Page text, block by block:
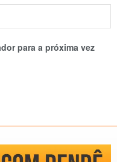
para a próxima vez